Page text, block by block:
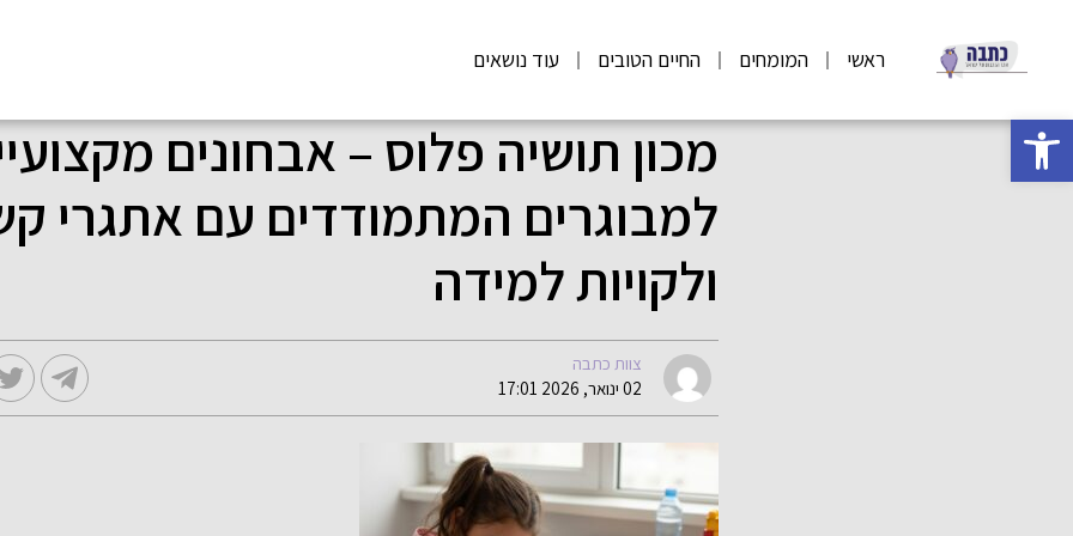
פתח סרגל נגישות
ראשי המומחים החיים הטובים עוד נושאים
מכון תושיה פלוס – אבחונים
למבוגרים המתמודדים עם אתגרי
ולקויות למידה
צוות כתבה
02 ינואר, 2026 17:01